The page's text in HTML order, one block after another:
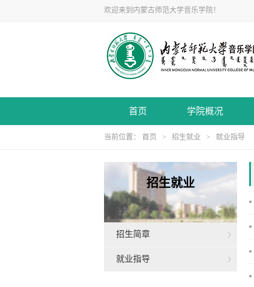
欢迎来到内蒙古师范大学音乐学院！
首页 学院概况
当前位置： 首页 > 招生就业 > 就业指导
招生就业
招生简章
就业指导